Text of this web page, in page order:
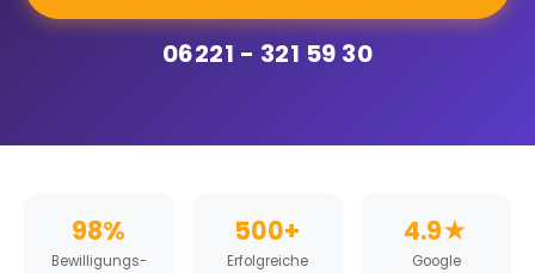
06221 - 321 59 30
98%
Bewilligungs­
500+
Erfolgreiche
4.9★
Google